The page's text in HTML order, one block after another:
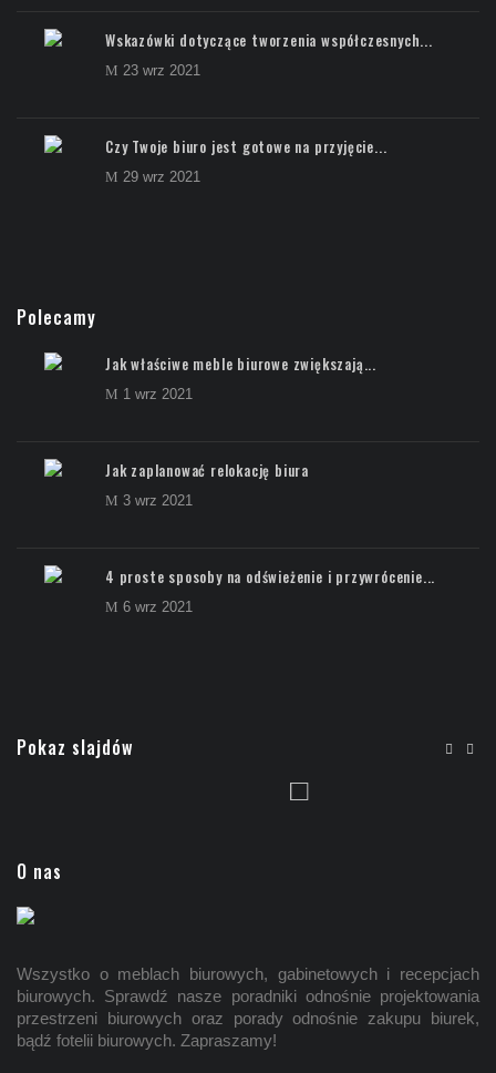
Wskazówki dotyczące tworzenia współczesnych...
23 wrz 2021
Czy Twoje biuro jest gotowe na przyjęcie...
29 wrz 2021
Polecamy
Jak właściwe meble biurowe zwiększają...
1 wrz 2021
Jak zaplanować relokację biura
3 wrz 2021
4 proste sposoby na odświeżenie i przywrócenie...
6 wrz 2021
Pokaz slajdów
Czas zlikwidować nierównomierne obciążenie...
O nas
Wszystko o meblach biurowych, gabinetowych i recepcjach
biurowych. Sprawdź nasze poradniki odnośnie projektowania
przestrzeni biurowych oraz porady odnośnie zakupu biurek,
bądź fotelii biurowych. Zapraszamy!